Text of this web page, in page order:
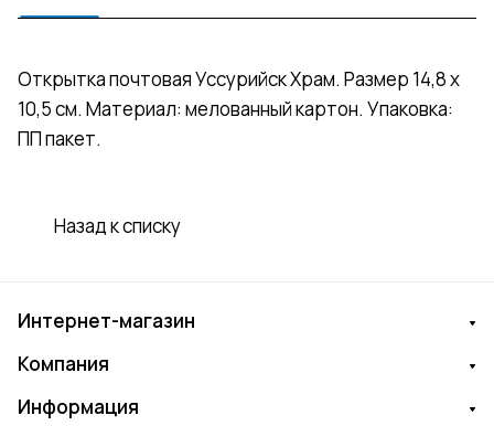
Открытка почтовая Уссурийск Храм. Размер 14,8 х
10,5 см. Материал: мелованный картон. Упаковка:
ПП пакет.
Назад к списку
Интернет-магазин
Компания
Информация